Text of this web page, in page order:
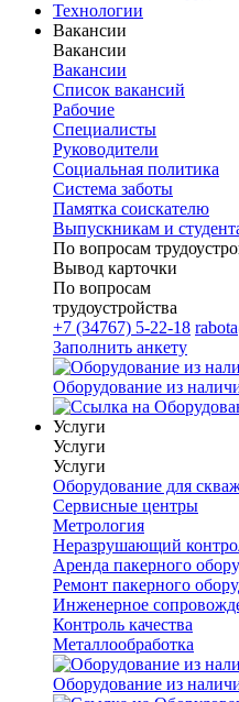
Технологии
Вакансии
Вакансии
Вакансии
Список вакансий
Рабочие
Специалисты
Руководители
Cоциальная политика
Система заботы
Памятка соискателю
Выпускникам и
По вопросам
Вывод карточки
По вопросам
трудоустройства
+7 (34767) 5-22-18
Заполнить анкету
Оборудование из
Услуги
Услуги
Услуги
Оборудование для
Сервисные центры
Метрология
Неразрушающий
Аренда пакерного
Ремонт пакерного
Инженерное
Контроль качества
Металлообработка
Оборудование из